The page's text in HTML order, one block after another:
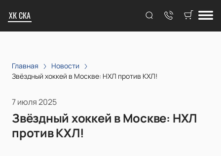
ХК СКА
Главная
Новости
Звёздный хоккей в Москве: НХЛ против КХЛ!
7 июля 2025
Звёздный хоккей в Москве: НХЛ
против КХЛ!